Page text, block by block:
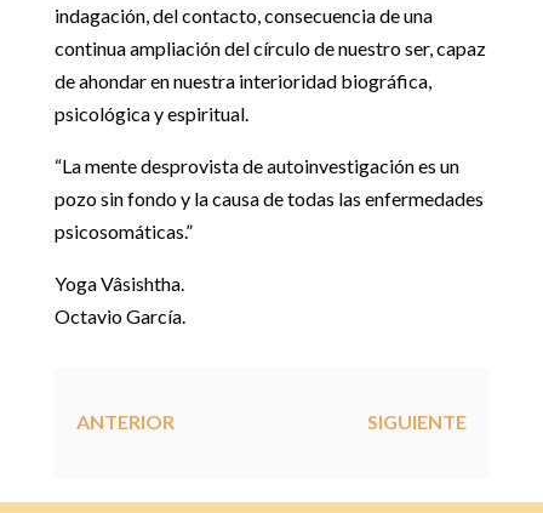
indagación, del contacto, consecuencia de una
continua ampliación del círculo de nuestro ser, capaz
de ahondar en nuestra interioridad biográfica,
psicológica y espiritual.
“La mente desprovista de autoinvestigación es un
pozo sin fondo y la causa de todas las enfermedades
psicosomáticas.”
Yoga Vâsishtha.
Octavio García.
ANTERIOR SIGUIENTE